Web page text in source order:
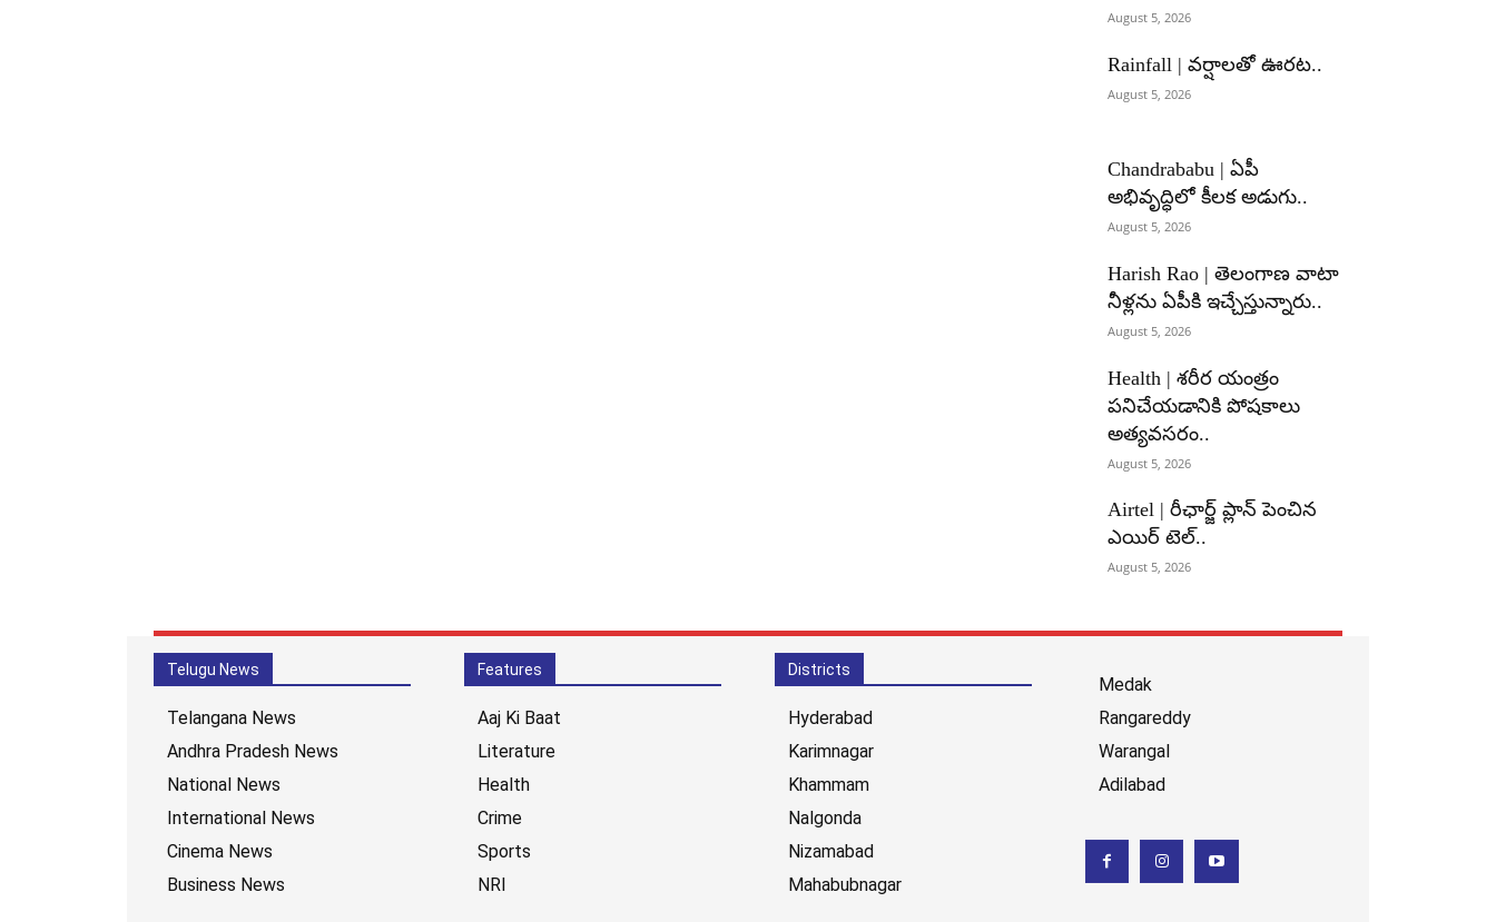
August 5, 2026
Rainfall | వర్షాలతో ఊరట..
August 5, 2026
Chandrababu | ఏపీ
అభివృద్ధిలో కీలక అడుగు..
August 5, 2026
Harish Rao | తెలంగాణ వాటా
నీళ్లను ఏపీకి ఇచ్చేస్తున్నారు..
August 5, 2026
Health | శరీర యంత్రం
పనిచేయడానికి పోషకాలు
అత్యవసరం..
August 5, 2026
Airtel | రీఛార్జ్ ప్లాన్ పెంచిన
ఎయిర్ టెల్..
August 5, 2026
Telugu News
Telangana News
Andhra Pradesh News
National News
International News
Cinema News
Business News
Features
Aaj Ki Baat
Literature
Health
Crime
Sports
NRI
Districts
Hyderabad
Karimnagar
Khammam
Nalgonda
Nizamabad
Mahabubnagar
Medak
Rangareddy
Warangal
Adilabad